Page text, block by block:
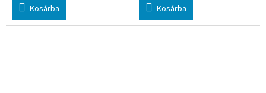
Kosárba Kosárba